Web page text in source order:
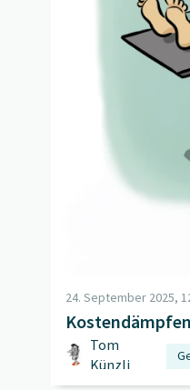
24. September 2025,
Tom
Künzli